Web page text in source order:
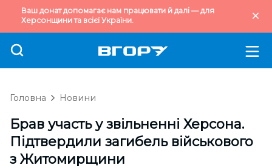
Ваш донат допомагає нам працювати й далі — для
Херсонщини та всієї України.
Головна Новини
Брав участь у звільненні Херсона.
Підтвердили загибель військового
з Житомирщини